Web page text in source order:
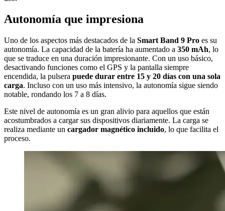
Autonomía que impresiona
Uno de los aspectos más destacados de la Smart Band 9 Pro es su
autonomía. La capacidad de la batería ha aumentado a 350 mAh, lo
que se traduce en una duración impresionante. Con un uso básico,
desactivando funciones como el GPS y la pantalla siempre
encendida, la pulsera puede durar entre 15 y 20 días con una sola
carga. Incluso con un uso más intensivo, la autonomía sigue siendo
notable, rondando los 7 a 8 días.
Este nivel de autonomía es un gran alivio para aquellos que están
acostumbrados a cargar sus dispositivos diariamente. La carga se
realiza mediante un cargador magnético incluido, lo que facilita el
proceso.